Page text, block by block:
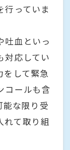
行っていま
吐血といっ
対応してい
をして緊急
コールも含
な限り受
れて取り組